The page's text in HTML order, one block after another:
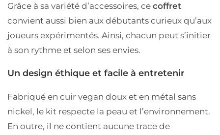
Grâce à sa variété d’accessoires, ce coffret
convient aussi bien aux débutants curieux qu’aux
joueurs expérimentés. Ainsi, chacun peut s’initier
à son rythme et selon ses envies.
Un design éthique et facile à entretenir
Fabriqué en cuir vegan doux et en métal sans
nickel, le kit respecte la peau et l’environnement.
En outre, il ne contient aucune trace de